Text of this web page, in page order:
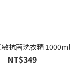
敏抗菌洗衣精 1000ml
NT$349